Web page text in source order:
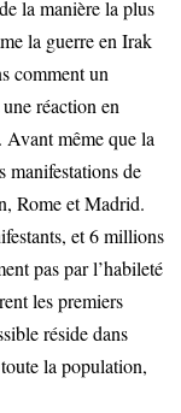
la manière la plus
la guerre en Irak
comment un
réaction en
Avant même que la
manifestations de
Rome et Madrid.
et 6 millions
pas par l’habileté
les premiers
réside dans
la population,